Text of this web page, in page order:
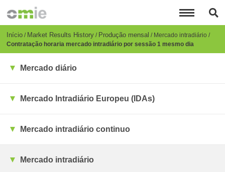
para
conteúdo
principal
Breadcrumb
Início Market Results History Produção mensal
Mercado intradiário
Contratação horaria mercado intradiário por sessão 1 mesmo dia
Mercado diário
Mercado Intradiário Europeu (IDAs)
Mercado intradiário continuo
Mercado intradiário